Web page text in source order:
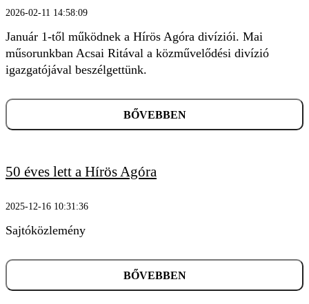
2026-02-11 14:58:09
Január 1-től működnek a Hírös Agóra divíziói. Mai
műsorunkban Acsai Ritával a közművelődési divízió
igazgatójával beszélgettünk.
BŐVEBBEN
50 éves lett a Hírös Agóra
2025-12-16 10:31:36
Sajtóközlemény
BŐVEBBEN